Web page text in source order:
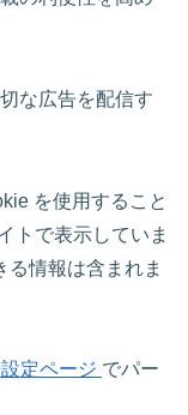
な広告を配信す
を使用すること
トで表示していま
情報は含まれま
定ページ でパー